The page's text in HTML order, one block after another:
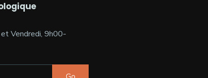
Vendredi, 9h00-